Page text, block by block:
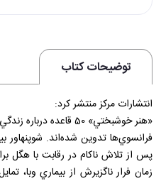
توضیحات کتاب
انتشارات مرکز منتشر کرد:
«هنر خوشبختي»‌ 50
فرانسوي‌ها تدوين شده‌اند. شوپنهاور
پس از تلاش ناکام در رقابت با هگل
زمان فرار ناگزيرش از بيماري وبا،